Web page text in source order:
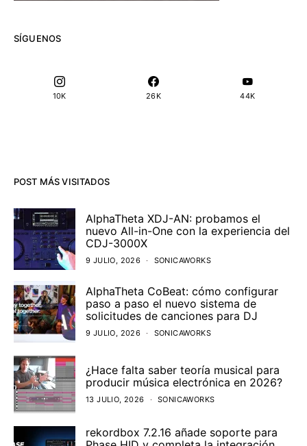
SÍGUENOS
10K 26K 44K
POST MÁS VISITADOS
AlphaTheta XDJ-AN: probamos el
nuevo All-in-One con la experiencia del
CDJ-3000X
9 JULIO, 2026 SONICAWORKS
AlphaTheta CoBeat: cómo configurar
paso a paso el nuevo sistema de
solicitudes de canciones para DJ
9 JULIO, 2026 SONICAWORKS
¿Hace falta saber teoría musical para
producir música electrónica en 2026?
13 JULIO, 2026 SONICAWORKS
rekordbox 7.2.16 añade soporte para